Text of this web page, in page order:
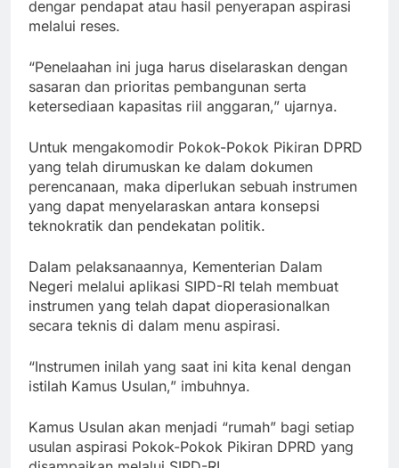
dengar pendapat atau hasil penyerapan aspirasi
melalui reses.
“Penelaahan ini juga harus diselaraskan dengan
sasaran dan prioritas pembangunan serta
ketersediaan kapasitas riil anggaran,” ujarnya.
Untuk mengakomodir Pokok-Pokok Pikiran DPRD
yang telah dirumuskan ke dalam dokumen
perencanaan, maka diperlukan sebuah instrumen
yang dapat menyelaraskan antara konsepsi
teknokratik dan pendekatan politik.
Dalam pelaksanaannya, Kementerian Dalam
Negeri melalui aplikasi SIPD-RI telah membuat
instrumen yang telah dapat dioperasionalkan
secara teknis di dalam menu aspirasi.
“Instrumen inilah yang saat ini kita kenal dengan
istilah Kamus Usulan,” imbuhnya.
Kamus Usulan akan menjadi “rumah” bagi setiap
usulan aspirasi Pokok-Pokok Pikiran DPRD yang